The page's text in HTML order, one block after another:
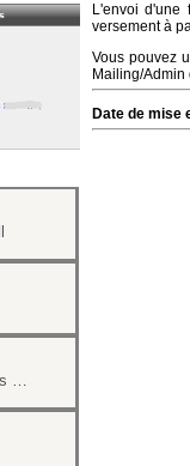
Choisir entre mode pop ou IMAP pour ses mails
L'envoi
versement à
Vous pouvez
Mailing/
Date de mise